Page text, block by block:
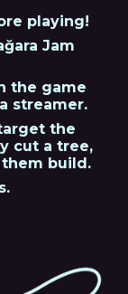
playing!
Jam
the game
streamer.
the
cut a tree,
build.